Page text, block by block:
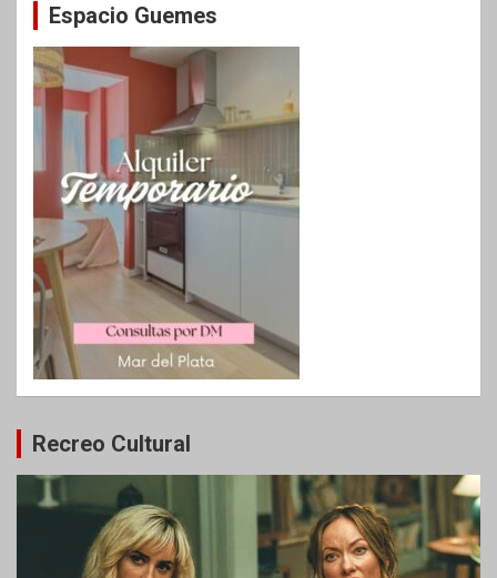
Espacio Guemes
Recreo Cultural